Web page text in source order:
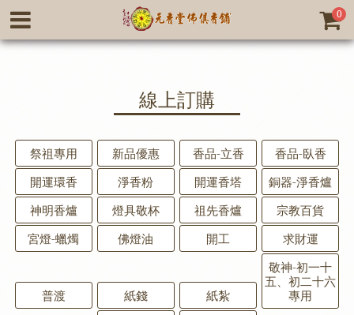
0
線上訂購
祭祖專用 新品優惠 香品-立香
香品-臥香
開運環香
淨香粉 開運香塔
銅器-淨香爐
神明香爐
燈具敬杯 祖先香爐
宗教百貨
宮燈-蠟燭
佛燈油 開工 求財運
普渡 紙錢 紙紮
敬神-初一十
五、初二十六
專用